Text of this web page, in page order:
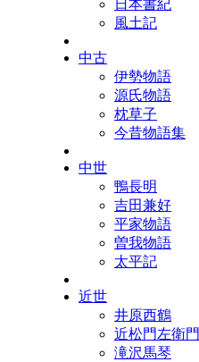
日本書紀
風土記
中古
伊勢物語
源氏物語
枕草子
今昔物語集
中世
鴨長明
吉田兼好
平家物語
曽我物語
太平記
近世
井原西鶴
近松門左衛門
滝沢馬琴